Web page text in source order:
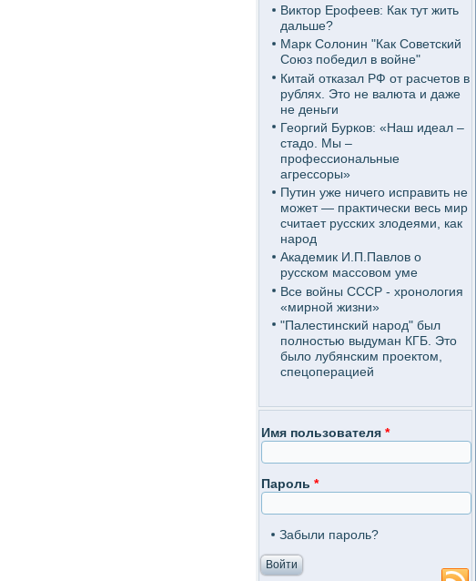
Виктор Ерофеев: Как тут жить
дальше?
Марк Солонин "Как Советский
Союз победил в войне"
Китай отказал РФ от расчетов в
рублях. Это не валюта и даже
не деньги
Георгий Бурков: «Наш идеал –
стадо. Мы –
профессиональные
агрессоры»
Путин уже ничего исправить не
может — практически весь мир
считает русских злодеями, как
народ
Академик И.П.Павлов о
русском массовом уме
Все войны СССР - хронология
«мирной жизни»
"Палестинский народ" был
полностью выдуман КГБ. Это
было лубянским проектом,
спецоперацией
Имя пользователя *
Пароль *
Забыли пароль?